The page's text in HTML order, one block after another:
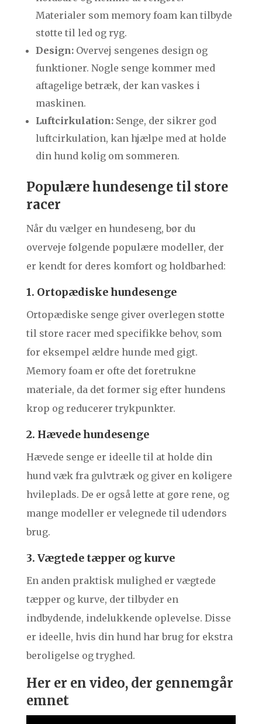
Materialer som memory foam kan tilbyde
støtte til led og ryg.
Design:Overvej sengenes design og
funktioner. Nogle senge kommer med
aftagelige betræk, der kan vaskes i
maskinen.
Luftcirkulation:Senge, der sikrer god
luftcirkulation, kan hjælpe med at holde
din hund kølig om sommeren.
Populære hundesenge til store
racer
Når du vælger en hundeseng, bør du
overveje følgende populære modeller, der
er kendt for deres komfort og holdbarhed:
1. Ortopædiske hundesenge
Ortopædiske senge giver overlegen støtte
til store racer med specifikke behov, som
for eksempel ældre hunde med gigt.
Memory foam er ofte det foretrukne
materiale, da det former sig efter hundens
krop og reducerer trykpunkter.
2. Hævede hundesenge
Hævede senge er ideelle til at holde din
hund væk fra gulvtræk og giver en køligere
hvileplads. De er også lette at gøre rene, og
mange modeller er velegnede til udendørs
brug.
3. Vægtede tæpper og kurve
En anden praktisk mulighed er vægtede
tæpper og kurve, der tilbyder en
indbydende, indelukkende oplevelse. Disse
er ideelle, hvis din hund har brug for ekstra
beroligelse og tryghed.
Her er en video, der gennemgår
emnet